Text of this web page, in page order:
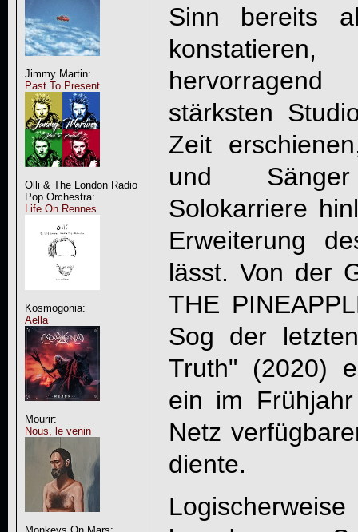
Jimmy Martin:
Past To Present
Olli & The London Radio
Pop Orchestra:
Life On Rennes
Kosmogonia:
Aella
Mourir:
Nous, le venin
Sinn bereits
stärksten
Zeit
und
Solokarriere
Erweiterung
lässt. Von der
THE
Sog der
Truth" (2020)
ein im
Netz
diente.